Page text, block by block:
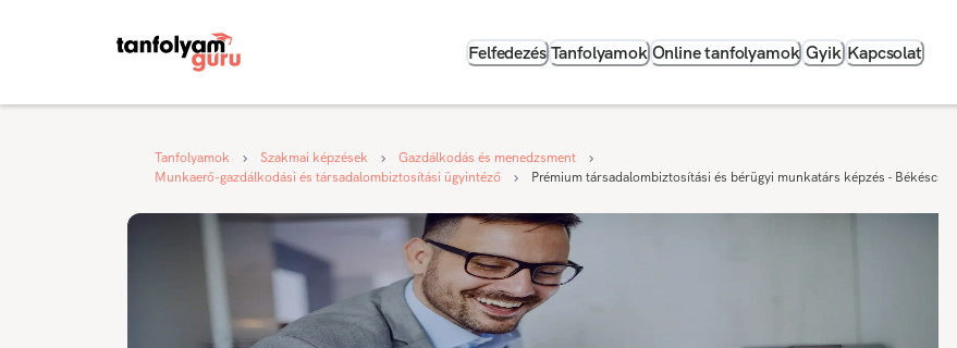
Felfedezés Tanfolyamok Online tanfolyamok Gyik Kapcsolat
Tanfolyamok Szakmai képzések
Gazdálkodás és menedzsment
Munkaerő-gazdálkodási és társadalombiztosítási ügyintéző
Prémium társadalombiztosítási és bérügyi munkatárs képzés - Békéscsaba